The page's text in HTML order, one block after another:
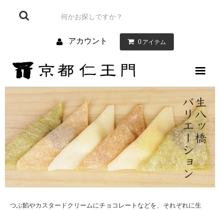
アカウント 0 アイテム
仁王門について お菓子について お店のご案内 お問い合わせ
つぶ餡やカスタードクリームにチョコレートなどを、それぞれに生